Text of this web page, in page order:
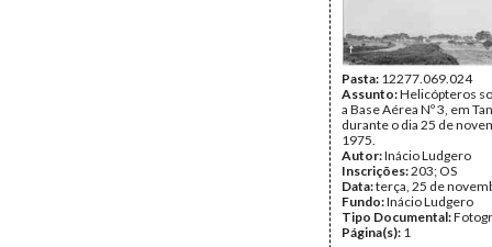
Pasta: 12277.069.024
Assunto:Helicópteros
a Base Aérea Nº 3, em
durante o dia 25 de
1975.
Autor:Inácio Ludgero
Inscrições:203; OS
Data:terça, 25 de
Fundo:Inácio Ludgero
Tipo Documental:
Página(s): 1